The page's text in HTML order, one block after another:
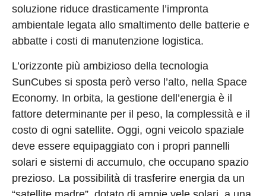
soluzione riduce drasticamente l’impronta
ambientale legata allo smaltimento delle batterie e
abbatte i costi di manutenzione logistica.
L’orizzonte più ambizioso della tecnologia
SunCubes si sposta però verso l’alto, nella Space
Economy. In orbita, la gestione dell’energia è il
fattore determinante per il peso, la complessità e il
costo di ogni satellite. Oggi, ogni veicolo spaziale
deve essere equipaggiato con i propri pannelli
solari e sistemi di accumulo, che occupano spazio
prezioso. La possibilità di trasferire energia da un